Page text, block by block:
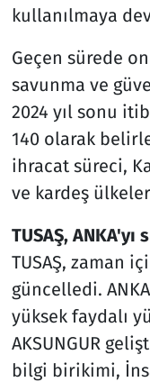
kullanılmaya
Geçen sürede
savunma ve
2024 yıl sonu
140 olarak
ihracat süreci,
ve kardeş
TUSAŞ,
TUSAŞ, zaman
güncelledi.
yüksek faydalı
AKSUNGUR
bilgi birikimi,